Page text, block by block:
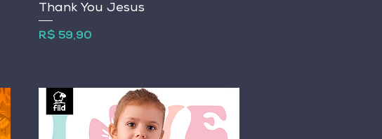
Thank You Jesus
Preço
R$ 59,90